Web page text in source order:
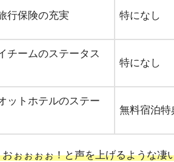
行保険の充実 特になし
チームのステータス
特になし
ットホテルのステー
無料宿泊特
ぉぉぉぉ！と声を上げるような凄